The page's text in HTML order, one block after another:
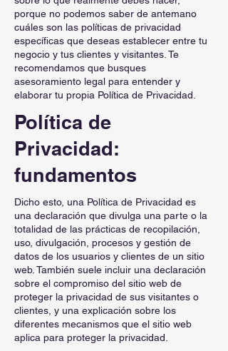
porque no podemos saber de antemano
cuáles son las políticas de privacidad
específicas que deseas establecer entre tu
negocio y tus clientes y visitantes. Te
recomendamos que busques
asesoramiento legal para entender y
elaborar tu propia Política de Privacidad.
Política de
Privacidad:
fundamentos
Dicho esto, una Política de Privacidad es
una declaración que divulga una parte o la
totalidad de las prácticas de recopilación,
uso, divulgación, procesos y gestión de
datos de los usuarios y clientes de un sitio
web. También suele incluir una declaración
sobre el compromiso del sitio web de
proteger la privacidad de sus visitantes o
clientes, y una explicación sobre los
diferentes mecanismos que el sitio web
aplica para proteger la privacidad.